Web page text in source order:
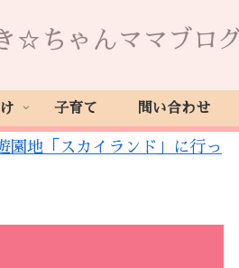
☆ちゃんママブログ
子育て 問い合わせ
地「スカイランド」に行っ